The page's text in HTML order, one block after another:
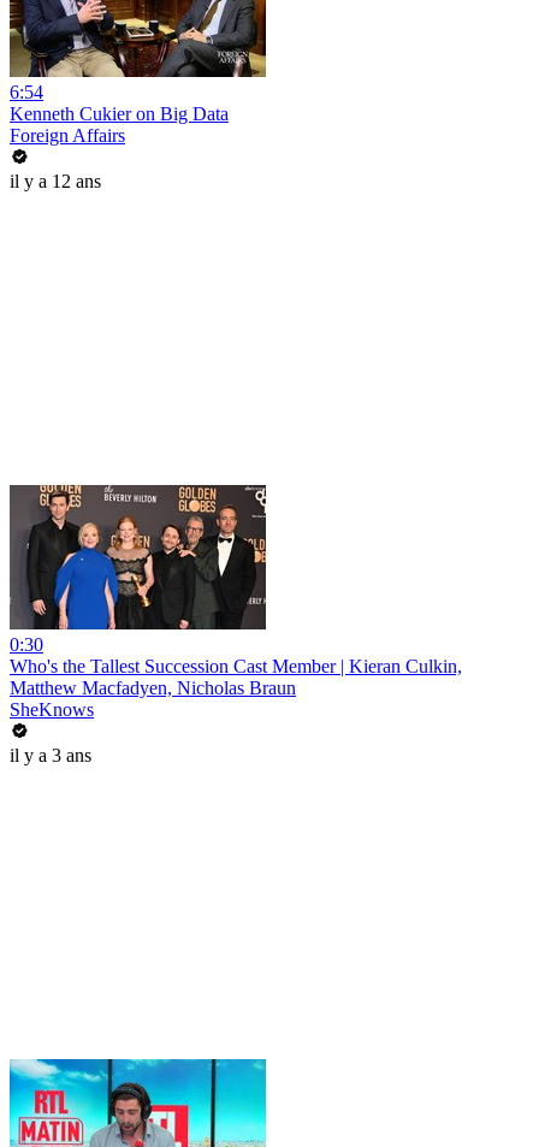
6:54
Kenneth Cukier on Big Data
Foreign Affairs
il y a 12 ans
0:30
Who's the Tallest Succession Cast Member | Kieran Culkin,
Matthew Macfadyen, Nicholas Braun
SheKnows
il y a 3 ans